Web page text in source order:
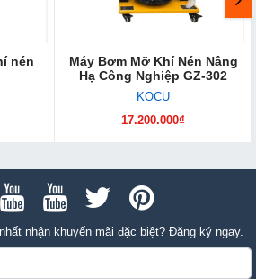
nén
Máy Bơm Mỡ Khí Nén Nâng
Hạ Công Nghiệp GZ-302
KOCU
17.200.000₫
nhận khuyến mãi đặc biệt? Đăng ký ngay.